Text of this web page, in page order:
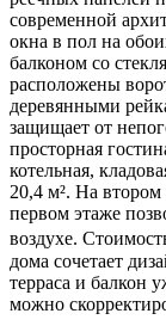
современной
окна в пол на
балконом со
расположены
деревянными
защищает от
просторная
котельная,
20,4 м². На
первом этаже
воздухе.
дома сочетает
терраса и балкон
можно